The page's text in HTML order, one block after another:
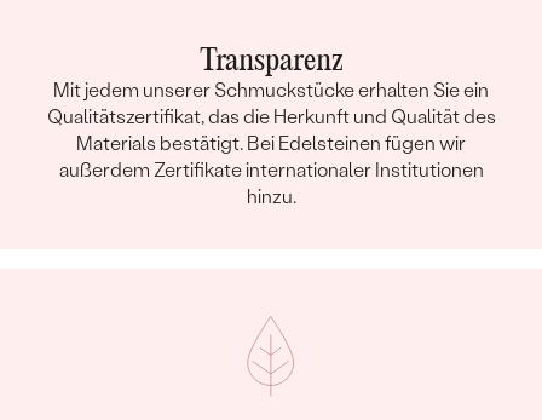
Transparenz
Mit jedem unserer Schmuckstücke erhalten Sie ein
Qualitätszertifikat, das die Herkunft und Qualität des
Materials bestätigt. Bei Edelsteinen fügen wir
außerdem Zertifikate internationaler Institutionen
hinzu.